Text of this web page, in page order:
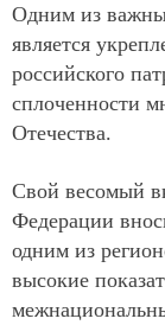
Одним из
является
российского
сплоченности
Отечества.
Свой весомый
Федерации
одним из
высокие